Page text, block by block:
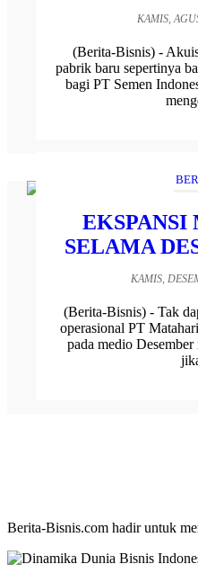
KAMIS,
(Berita-Bisnis) -
pabrik baru sepertinya
bagi PT Semen
SELAMA
KAMIS,
(Berita-Bisnis) - Tak
operasional PT
pada medio
Berita-Bisnis.com hadir untuk